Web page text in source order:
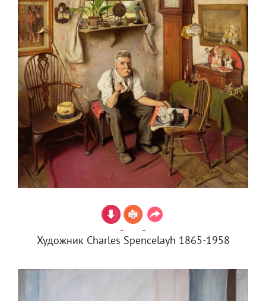
Художник Charles Spencelayh 1865-1958